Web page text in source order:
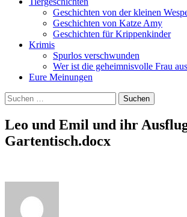
Geschichten von der kleinen
Geschichten von Katze Amy
Geschichten für Krippenkinder
Krimis
Spurlos verschwunden
Wer ist die geheimnisvolle Frau
Eure Meinungen
Suchen
nach:
Leo und Emil und ihr
Gartentisch.docx